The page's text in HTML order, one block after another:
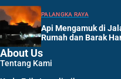
PALANGKA RAYA
Api Mengamuk di
Rumah dan Barak
About Us
Tentang Kami